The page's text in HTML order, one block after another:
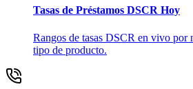
Tasas de Préstamos DSCR Hoy
Rangos de tasas DSCR en vivo
tipo de producto.